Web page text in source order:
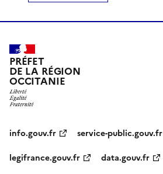
PRÉFET
DE LA RÉGION
OCCITANIE
info.gouv.fr
service-public.gouv.fr
legifrance.gouv.fr
data.gouv.fr